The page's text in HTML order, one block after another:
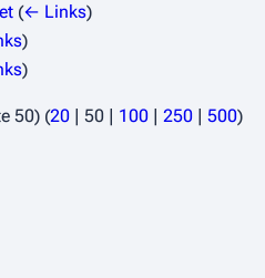
(← Links)
)
)
50) (20 50 100 250 500)